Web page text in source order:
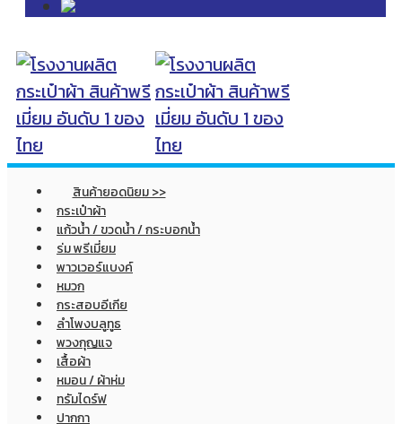
สินค้ายอดนิยม >>
กระเป๋าผ้า
แก้วน้ำ / ขวดน้ำ / กระบอกน้ำ
ร่ม พรีเมี่ยม
พาวเวอร์แบงค์
หมวก
กระสอบอีเกีย
ลำโพงบลูทูธ
พวงกุญแจ
เสื้อผ้า
หมอน / ผ้าห่ม
ทรัมไดร์ฟ
ปากกา